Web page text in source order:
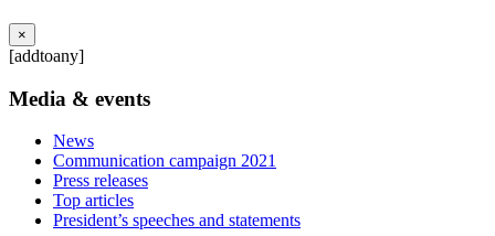
×
[addtoany]
Media & events
News
Communication campaign 2021
Press releases
Top articles
President’s speeches and statements